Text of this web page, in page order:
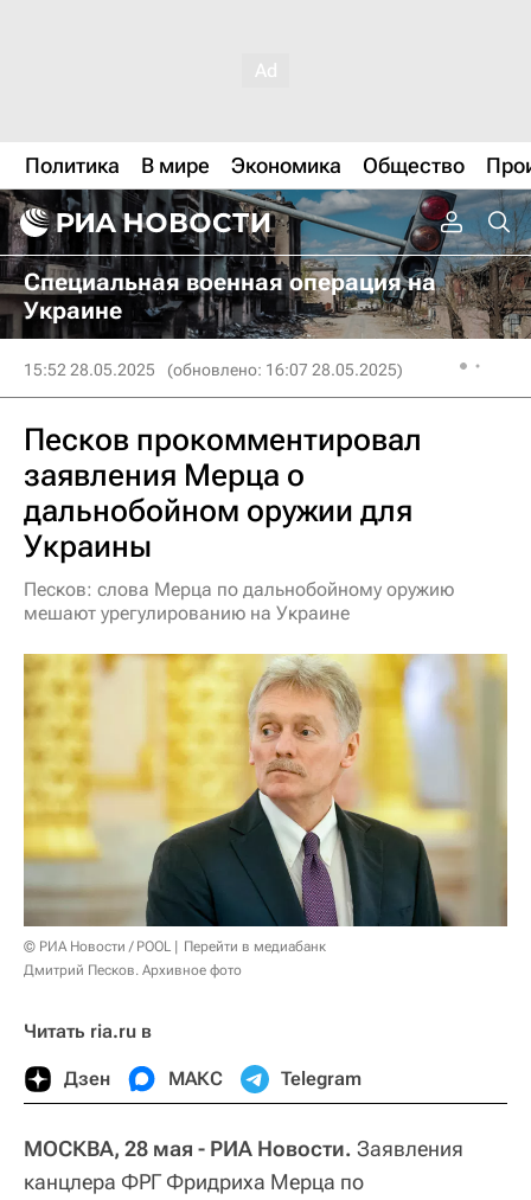
Политика В мире Экономика Общество
Специальная военная операция на
Украине
15:52 28.05.2025 (обновлено: 16:07 28.05.2025)
Песков прокомментировал
заявления Мерца о
дальнобойном оружии для
Украины
Песков: слова Мерца по дальнобойному оружию
мешают урегулированию на Украине
© РИА Новости / POOL
Перейти в медиабанк
Дмитрий Песков. Архивное фото
Читать ria.ru в
Дзен МАКС Telegram
МОСКВА, 28 мая - РИА Новости. Заявления
канцлера ФРГ Фридриха Мерца по